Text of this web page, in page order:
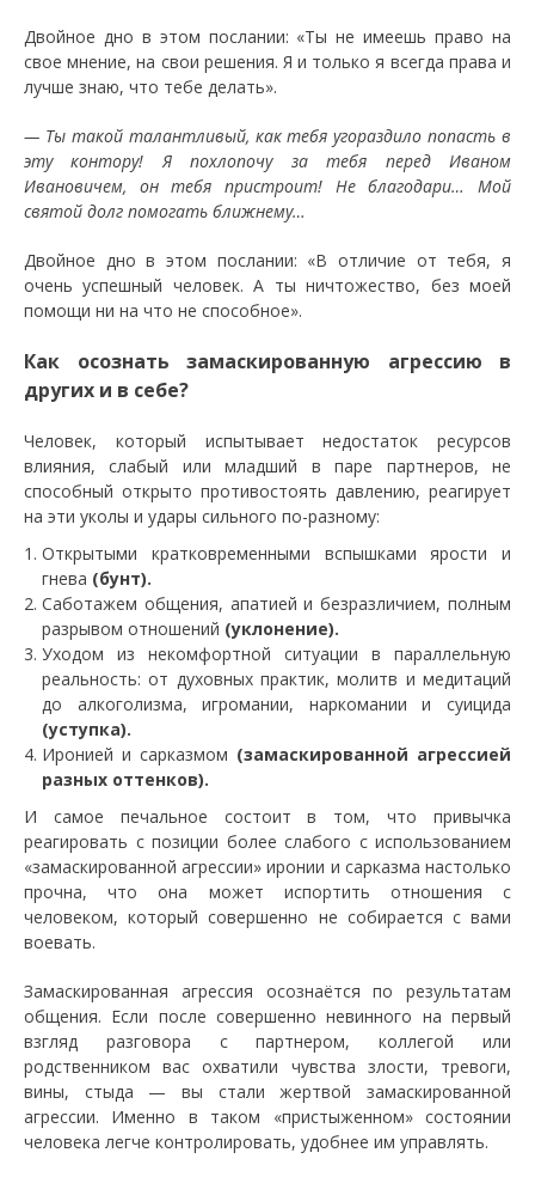
Двойное дно в этом послании: «Ты не имеешь право на
свое мнение, на свои решения. Я и только я всегда права и
лучше знаю, что тебе делать».
— Ты такой талантливый, как тебя угораздило попасть в
эту контору! Я похлопочу за тебя перед Иваном
Ивановичем, он тебя пристроит! Не благодари… Мой
святой долг помогать ближнему…
Двойное дно в этом послании: «В отличие от тебя, я
очень успешный человек. А ты ничтожество, без моей
помощи ни на что не способное».
Как осознать замаскированную агрессию в
других и в себе?
Человек, который испытывает недостаток ресурсов
влияния, слабый или младший в паре партнеров, не
способный открыто противостоять давлению, реагирует
на эти уколы и удары сильного по-разному:
Открытыми кратковременными вспышками ярости и
гнева (бунт).
Саботажем общения, апатией и безразличием, полным
разрывом отношений (уклонение).
Уходом из некомфортной ситуации в параллельную
реальность: от духовных практик, молитв и медитаций
до алкоголизма, игромании, наркомании и суицида
(уступка).
Иронией и сарказмом (замаскированной агрессией
разных оттенков).
И самое печальное состоит в том, что привычка
реагировать с позиции более слабого с использованием
«замаскированной агрессии» иронии и сарказма настолько
прочна, что она может испортить отношения с
человеком, который совершенно не собирается с вами
воевать.
Замаскированная агрессия осознаётся по результатам
общения. Если после совершенно невинного на первый
взгляд разговора с партнером, коллегой или
родственником вас охватили чувства злости, тревоги,
вины, стыда — вы стали жертвой замаскированной
агрессии. Именно в таком «пристыженном» состоянии
человека легче контролировать, удобнее им управлять.